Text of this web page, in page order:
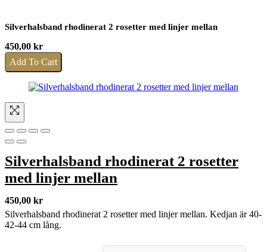
Silverhalsband rhodinerat 2 rosetter med linjer mellan
450,00 kr
Add To Cart
Silverhalsband rhodinerat 2 rosetter
med linjer mellan
450,00 kr
Silverhalsband rhodinerat 2 rosetter med linjer mellan. Kedjan är 40-
42-44 cm lång.